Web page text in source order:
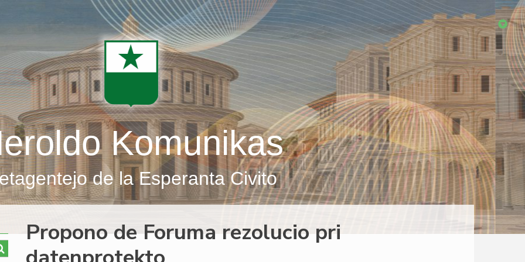
Komunikas
de la Esperanta Civito
Propono de Foruma rezolucio pri